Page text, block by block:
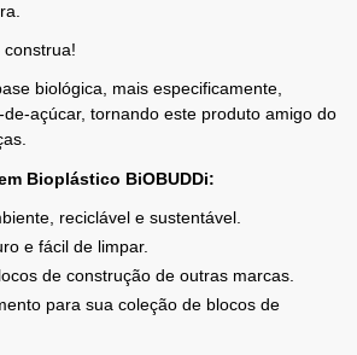
biológica, mais especificamente,
açúcar, tornando este produto amigo do
Bioplástico BiOBUDDi:
reciclável e sustentável.
e fácil de limpar.
de construção de outras marcas.
para sua coleção de blocos de